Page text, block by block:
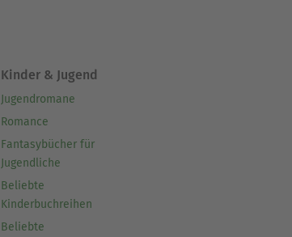
Kinder & Jugend
Jugendromane
Romance
Fantasybücher für
Jugendliche
Beliebte
Kinderbuchreihen
Beliebte